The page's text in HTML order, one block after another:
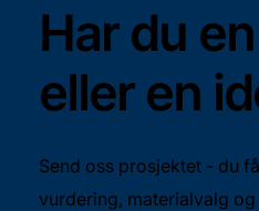
Har du
eller en
Send oss prosjektet - du
vurdering, materialvalg